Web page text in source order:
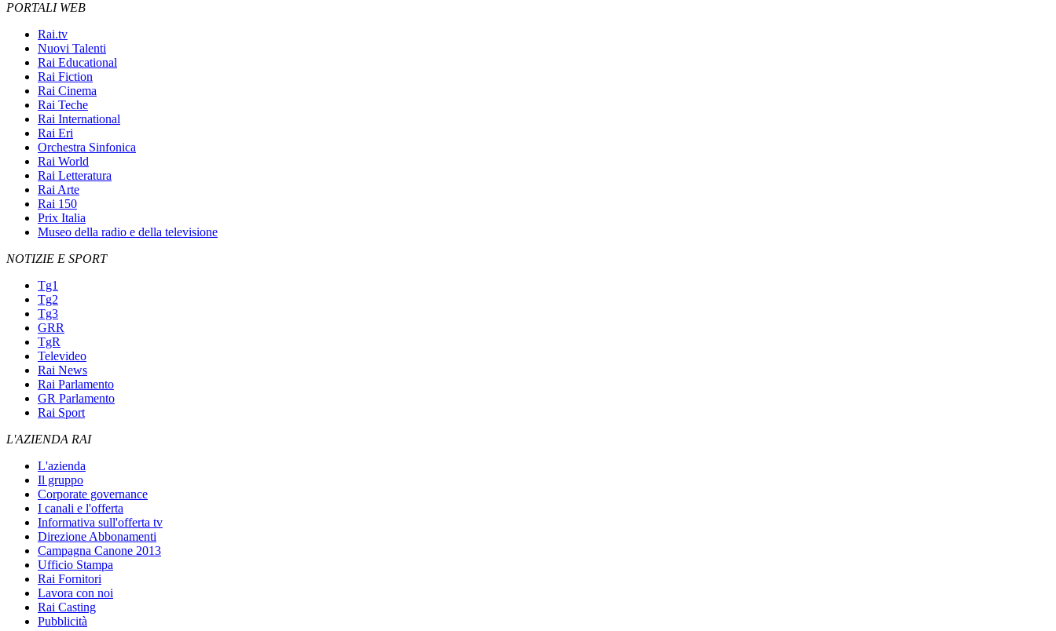
PORTALI WEB
Rai.tv
Nuovi Talenti
Rai Educational
Rai Fiction
Rai Cinema
Rai Teche
Rai International
Rai Eri
Orchestra Sinfonica
Rai World
Rai Letteratura
Rai Arte
Rai 150
Prix Italia
Museo della radio e della televisione
NOTIZIE E SPORT
Tg1
Tg2
Tg3
GRR
TgR
Televideo
Rai News
Rai Parlamento
GR Parlamento
Rai Sport
L'AZIENDA RAI
L'azienda
Il gruppo
Corporate governance
I canali e l'offerta
Informativa sull'offerta tv
Direzione Abbonamenti
Campagna Canone 2013
Ufficio Stampa
Rai Fornitori
Lavora con noi
Rai Casting
Pubblicità